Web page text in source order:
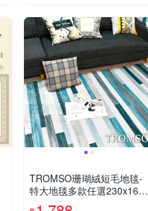
TROMSO珊瑚絨短毛地毯-
特大地毯多款任選230x160c